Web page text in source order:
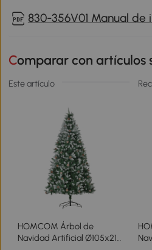
830-356V01 Manual de
Comparar con artículos
Este artículo
HOMCOM Árbol de
Navidad Artificial Ø105x210